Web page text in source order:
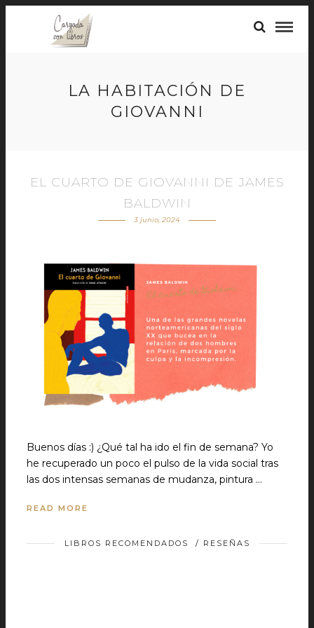
LA HABITACIÓN DE
GIOVANNI
EL CUARTO DE GIOVANNI DE JAMES
BALDWIN
3 junio, 2024
Buenos días :) ¿Qué tal ha ido el fin de semana? Yo
he recuperado un poco el pulso de la vida social tras
las dos intensas semanas de mudanza, pintura …
READ MORE
LIBROS RECOMENDADOS / RESEÑAS